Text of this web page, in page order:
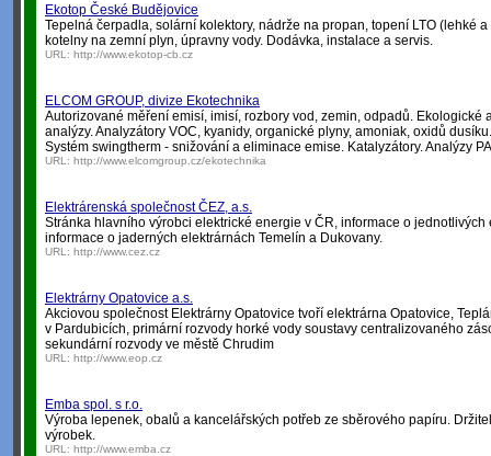
Ekotop České Budějovice
Tepelná čerpadla, solární kolektory, nádrže na propan, topení LTO (lehké
kotelny na zemní plyn, úpravny vody. Dodávka, instalace a servis.
URL: http://www.ekotop-cb.cz
ELCOM GROUP, divize Ekotechnika
Autorizované měření emisí, imisí, rozbory vod, zemin, odpadů. Ekologické
analýzy. Analyzátory VOC, kyanidy, organické plyny, amoniak, oxidů
Systém swingtherm - snižování a eliminace emise. Katalyzátory. Analýzy
URL: http://www.elcomgroup.cz/ekotechnika
Elektrárenská společnost ČEZ, a.s.
Stránka hlavního výrobci elektrické energie v ČR, informace o
informace o jaderných elektrárnách Temelín a Dukovany.
URL: http://www.cez.cz
Elektrárny Opatovice a.s.
Akciovou společnost Elektrárny Opatovice tvoří elektrárna Opatovice,
v Pardubicích, primární rozvody horké vody soustavy centralizovaného
sekundární rozvody ve městě Chrudim
URL: http://www.eop.cz
Emba spol. s r.o.
Výroba lepenek, obalů a kancelářských potřeb ze sběrového papíru.
výrobek.
URL: http://www.emba.cz